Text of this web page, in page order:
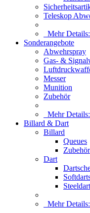
Teleskop
Mehr Details:
Sonderangebote
Abwehrspray
Gas- &
Messer
Munition
Zubehör
Mehr Details:
Billard & Dart
Billard
Queues
Zubehör
Dart
Mehr Details: